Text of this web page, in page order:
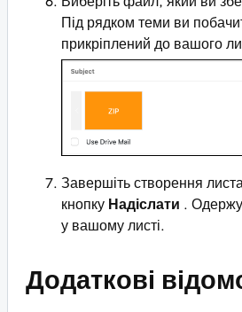
Під рядком теми ви
прикріплений до вашого
Завершіть створення
кнопку Надіслати .
у вашому листі.
Додаткові